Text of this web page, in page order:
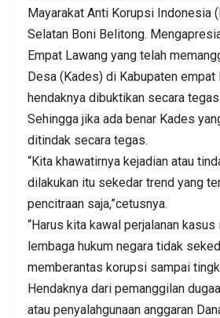
Mayarakat Anti Korupsi Indonesia
Selatan Boni Belitong.
Empat Lawang yang telah
Desa (Kades) di Kabupaten empat
hendaknya dibuktikan secara
Sehingga jika ada benar Kades
ditindak secara tegas.
“Kita khawatirnya kejadian atau
dilakukan itu sekedar trend yang
pencitraan saja,”cetusnya.
“Harus kita kawal perjalanan kasus
lembaga hukum negara tidak
memberantas korupsi sampai
Hendaknya dari pemanggilan
atau penyalahgunaan anggaran